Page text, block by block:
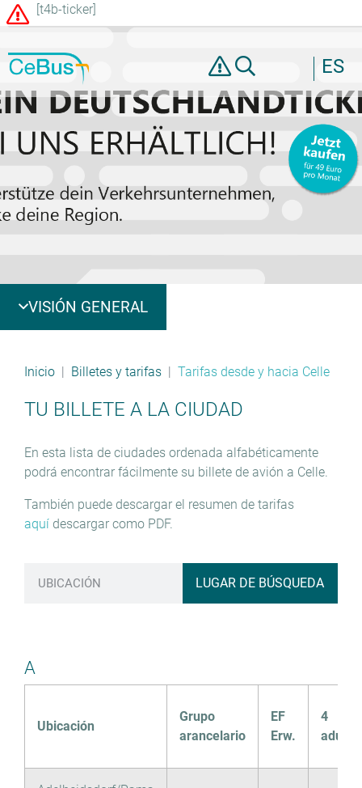
[t4b-ticker]
ES
VISIÓN GENERAL
Inicio Billetes y tarifas Tarifas desde y hacia Celle
TU BILLETE A LA CIUDAD
En esta lista de ciudades ordenada alfabéticamente
podrá encontrar fácilmente su billete de avión a Celle.
También puede descargar el resumen de tarifas
aquí descargar como PDF.
LUGAR DE BÚSQUEDA
A
Ubicación
Grupo
arancelario
EF
Erw.
4